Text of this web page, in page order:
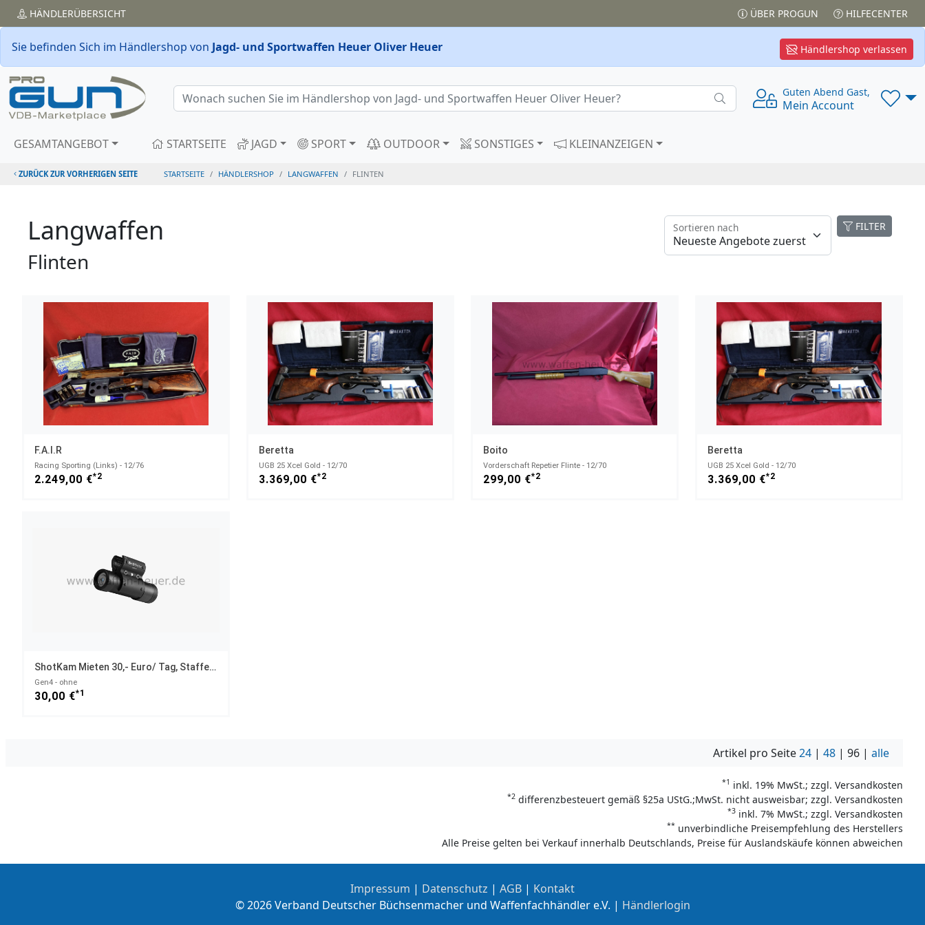
HÄNDLERÜBERSICHT ÜBER PROGUN HILFECENTER
Händlershop verlassen
Sie befinden Sich im Händlershop von Jagd- und Sportwaffen Heuer Oliver Heuer
Guten Abend Gast,
Mein Account
GESAMTANGEBOT STARTSEITE JAGD SPORT OUTDOOR SONSTIGES KLEINANZEIGEN
ZURÜCK ZUR VORHERIGEN SEITE STARTSEITE HÄNDLERSHOP LANGWAFFEN FLINTEN
Langwaffen
Flinten
FILTER
Sortieren nach
F.A.I.R
Racing Sporting (Links) - 12/76
2.249,00 €*2
Beretta
UGB 25 Xcel Gold - 12/70
3.369,00 €*2
Boito
Vorderschaft Repetier Flinte - 12/70
299,00 €*2
Beretta
UGB 25 Xcel Gold - 12/70
3.369,00 €*2
ShotKam Mieten 30,- Euro/ Tag, Staffelpreise
Gen4 - ohne
30,00 €*1
Artikel pro Seite24 | 48 | 96 | alle
*1 inkl. 19% MwSt.; zzgl. Versandkosten
*2 differenzbesteuert gemäß §25a UStG.;MwSt. nicht ausweisbar; zzgl. Versandkosten
*3 inkl. 7% MwSt.; zzgl. Versandkosten
** unverbindliche Preisempfehlung des Herstellers
Alle Preise gelten bei Verkauf innerhalb Deutschlands, Preise für Auslandskäufe können abweichen
Impressum | Datenschutz | AGB | Kontakt
© 2026 Verband Deutscher Büchsenmacher und Waffenfachhändler e.V. | Händlerlogin